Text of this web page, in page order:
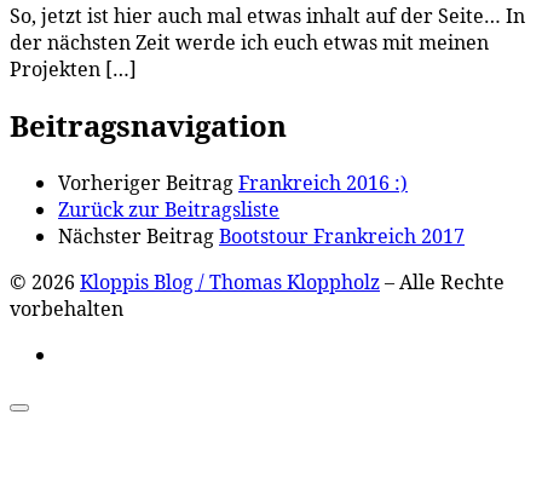
So, jetzt ist hier auch mal etwas inhalt auf der Seite… In
der nächsten Zeit werde ich euch etwas mit meinen
Projekten […]
Beitragsnavigation
Vorheriger BeitragFrankreich 2016 :)
Zurück zur Beitragsliste
Nächster BeitragBootstour Frankreich 2017
© 2026 Kloppis Blog / Thomas Kloppholz–Alle Rechte
vorbehalten